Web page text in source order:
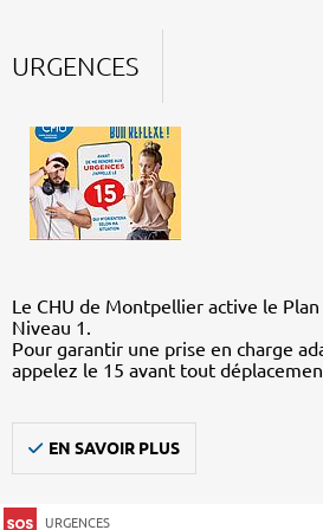
URGENCES
Le CHU de Montpellier active le
Niveau 1.
Pour garantir une prise en charge
appelez le 15 avant tout
EN SAVOIR PLUS
URGENCES